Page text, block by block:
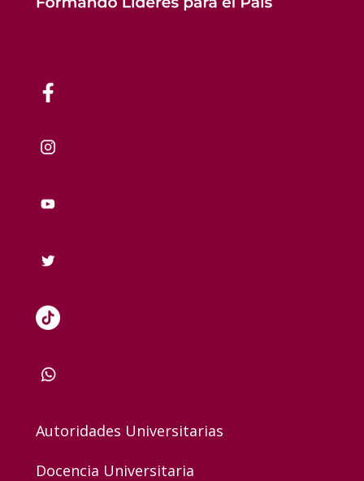
Autoridades Universitarias
Docencia Universitaria